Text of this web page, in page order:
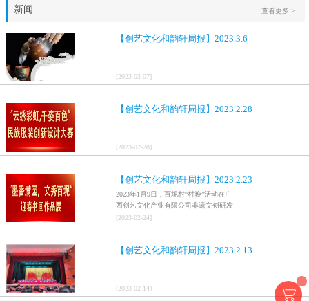
新闻
【创艺文化和韵轩周报】2023.3.6
[2023-03-07]
【创艺文化和韵轩周报】2023.2.28
[2023-02-28]
【创艺文化和韵轩周报】2023.2.23
2023年1月9日，百坭村“村晚”活动在广
西创艺文化产业有限公司非遗文创研发
基地、百色市乐业县百坭壮族织布技艺
传承创意基地正式开启，活动紧扣“启航
村特色设计舞美，突出乡村文艺新体
[2023-02-24]
【创艺文化和韵轩周报】2023.2.13
[2023-02-14]
查看更多 >